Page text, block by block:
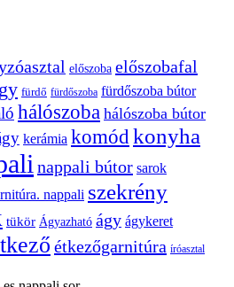
előszoba előszobafal
fürdő fürdőszoba fürdőszoba bútor
hálószoba hálószoba bútor
kerámia komód konyha
nappali bútor sarok
nappali szekrény
tükör Ágyazható ágy ágykeret
étkezőgarnitúra íróasztal